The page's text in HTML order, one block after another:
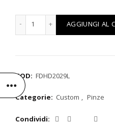
PINZA 4-PISTONI HD
AGGIUNGI AL
COD: FDHD2029L
Categorie: Custom , Pinze
Condividi